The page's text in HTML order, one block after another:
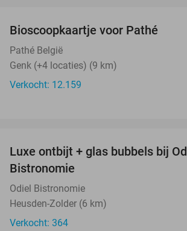
Bioscoopkaartje voor Pathé
Pathé België
Genk (+4 locaties) (9 km)
Verkocht: 12.159
Luxe ontbijt + glas bubbels bij
Bistronomie
Odiel Bistronomie
Heusden-Zolder (6 km)
Verkocht: 364